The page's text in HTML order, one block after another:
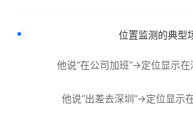
位置监测的典型
他说“在公司加班”→定位显示
他说“出差去深圳”→定位显示